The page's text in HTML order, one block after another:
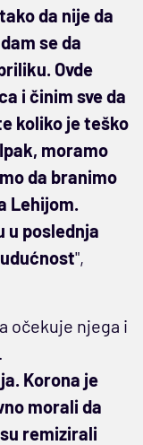
da nije da
se da
Ovde
i činim sve da
koliko je teško
moramo
da branimo
Lehijom.
u poslednja
",
očekuje njega i
Korona je
morali da
remizirali